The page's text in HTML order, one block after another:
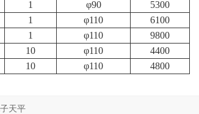
1 φ90
5300
1 φ110
6100
1 φ110
9800
10 φ110
4400
10 φ110 4800